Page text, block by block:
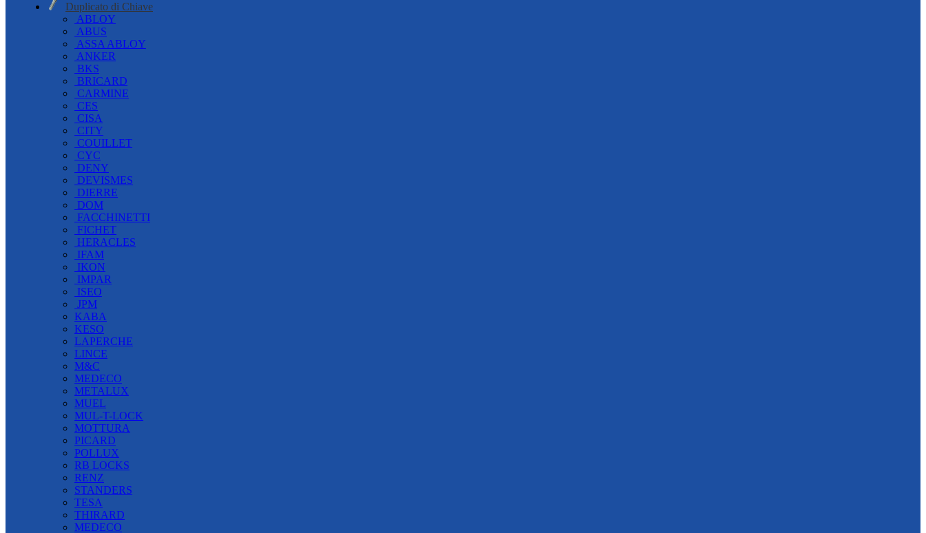
Duplicato di Chiave
ABLOY
ABUS
ASSA ABLOY
ANKER
BKS
BRICARD
CARMINE
CES
CISA
CITY
COUILLET
CYC
DENY
DEVISMES
DIERRE
DOM
FACCHINETTI
FICHET
HERACLES
IFAM
IKON
IMPAR
ISEO
JPM
KABA
KESO
LAPERCHE
LINCE
M&C
MEDECO
METALUX
MUEL
MUL-T-LOCK
MOTTURA
PICARD
POLLUX
RB LOCKS
RENZ
STANDERS
TESA
THIRARD
MEDECO